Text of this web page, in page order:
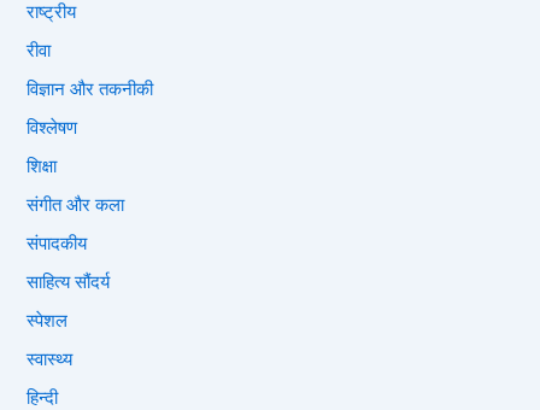
राष्ट्रीय
रीवा
विज्ञान और तकनीकी
विश्लेषण
शिक्षा
संगीत और कला
संपादकीय
साहित्य सौंदर्य
स्पेशल
स्वास्थ्य
हिन्दी